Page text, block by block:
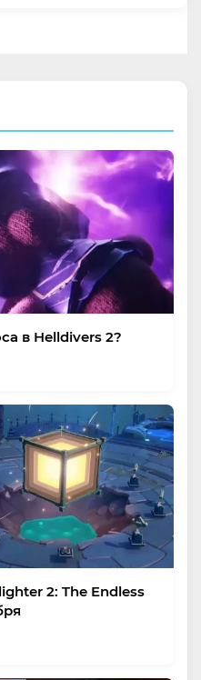
в Helldivers 2?
2: The Endless